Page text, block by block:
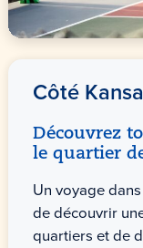
Côté
Découvrez
le quartier
Un voyage
de découvrir
quartiers et de